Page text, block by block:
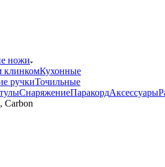
ножи
клинкомКухонные
ручкиТочильные
СнаряжениеПаракордАксессуары
Carbon